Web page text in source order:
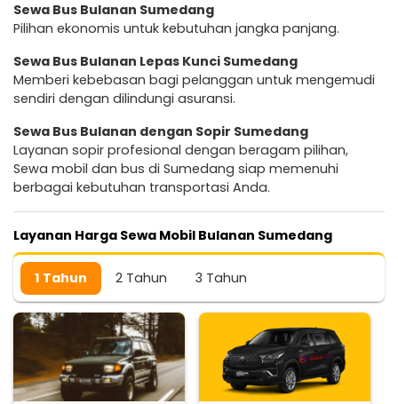
Sewa Bus Bulanan Sumedang
Pilihan ekonomis untuk kebutuhan jangka panjang.
Sewa Bus Bulanan Lepas Kunci Sumedang
Memberi kebebasan bagi pelanggan untuk mengemudi
sendiri dengan dilindungi asuransi.
Sewa Bus Bulanan dengan Sopir Sumedang
Layanan sopir profesional dengan beragam pilihan,
Sewa mobil dan bus di Sumedang siap memenuhi
berbagai kebutuhan transportasi Anda.
Layanan Harga Sewa Mobil Bulanan Sumedang
1 Tahun 2 Tahun 3 Tahun